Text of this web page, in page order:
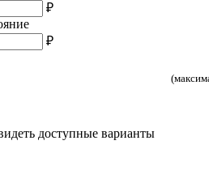
₽
₽
доступные варианты